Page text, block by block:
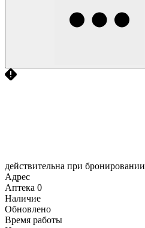
действительна при бронировании
Адрес
Аптека 0
Наличие
Обновлено
Время работы